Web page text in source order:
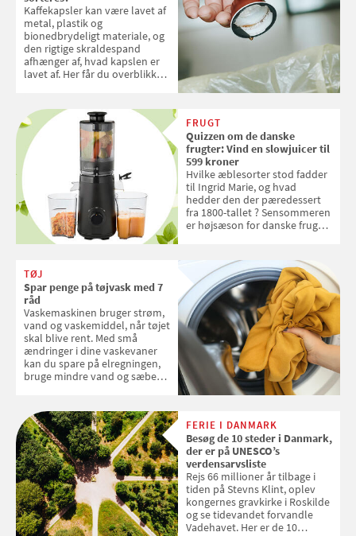
Kaffekapsler kan være lavet af
metal, plastik og
bionedbrydeligt materiale, og
den rigtige skraldespand
afhænger af, hvad kapslen er
lavet af. Her får du overblikket
FRUGT
Quizzen om de danske
frugter: Vind en slowjuicer til
599 kroner
Hvilke æblesorter stod fadder
til Ingrid Marie, og hvad
hedder den der pæredessert
fra 1800-tallet ? Sensommeren
er højsæson for danske fruger,
favoritter. Det fejrer Samvirke
med en quiz om alt det danske
frugt, vi elsker. Konkurrencen
slutter fredag d. 18. september
2026
TØJ
Spar penge på tøjvask med 7
råd
Vaskemaskinen bruger strøm,
vand og vaskemiddel, når tøjet
skal blive rent. Med små
ændringer i dine vaskevaner
kan du spare på elregningen,
bruge mindre vand og sæbe
enkle råd til at spare penge på
tøjvasken
FERIE I DANMARK
Besøg de 10 steder i Danmark,
der er på UNESCO’s
verdensarvsliste
Rejs 66 millioner år tilbage i
tiden på Stevns Klint, oplev
kongernes gravkirke i Roskilde
og se tidevandet forvandle
Vadehavet. Her er de 10